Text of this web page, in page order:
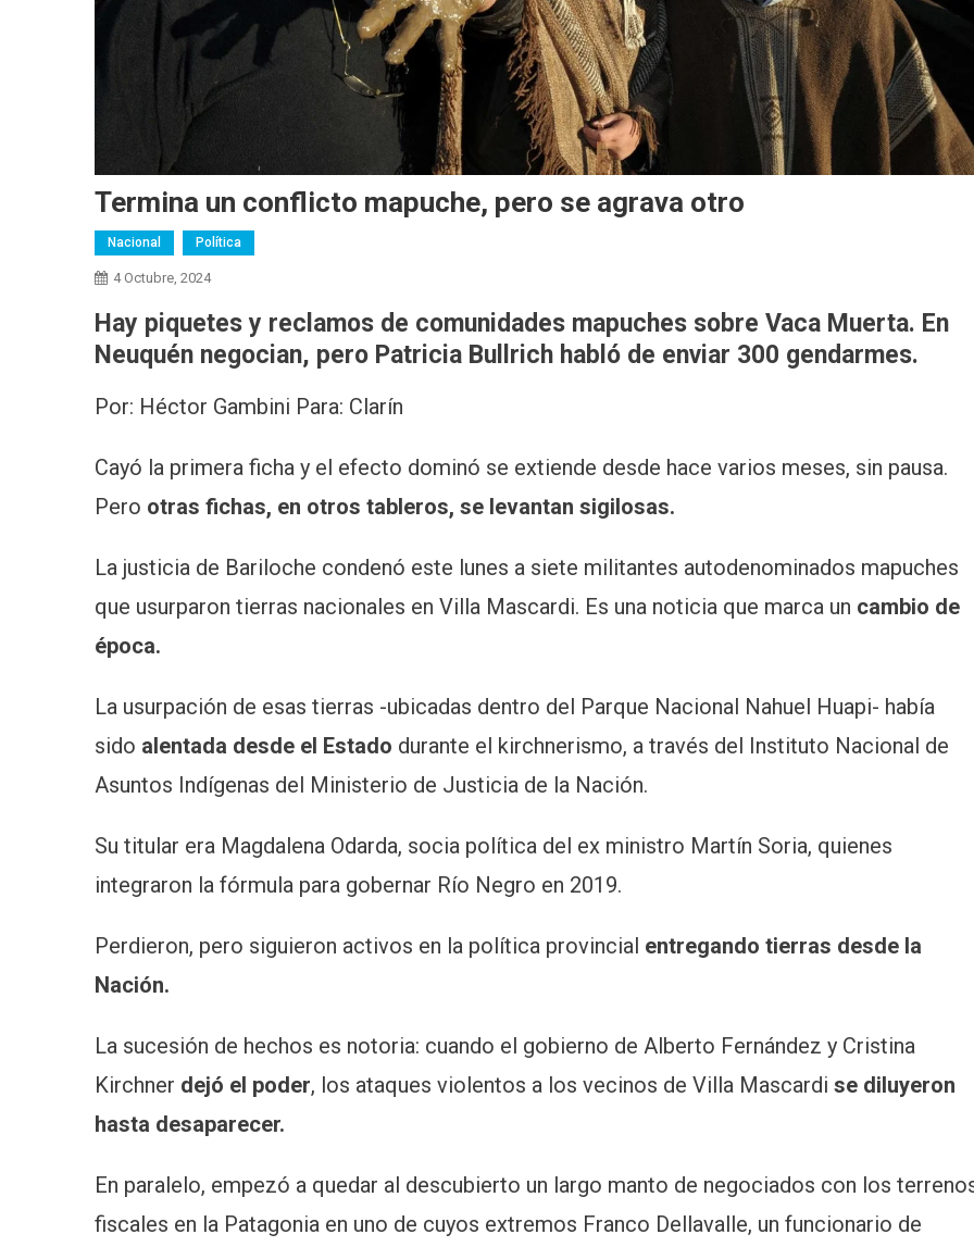
Termina un conflicto mapuche, pero se agrava otro
Nacional Política
4 Octubre, 2024
Hay piquetes y reclamos de comunidades mapuches sobre Vaca Muerta. En
Neuquén negocian, pero Patricia Bullrich habló de enviar 300 gendarmes.
Por: Héctor Gambini Para: Clarín
Cayó la primera ficha y el efecto dominó se extiende desde hace varios meses, sin pausa.
Pero otras fichas, en otros tableros, se levantan sigilosas.
La justicia de Bariloche condenó este lunes a siete militantes autodenominados mapuches
que usurparon tierras nacionales en Villa Mascardi. Es una noticia que marca un cambio de
época.
La usurpación de esas tierras -ubicadas dentro del Parque Nacional Nahuel Huapi- había
sido alentada desde el Estado durante el kirchnerismo, a través del Instituto Nacional de
Asuntos Indígenas del Ministerio de Justicia de la Nación.
Su titular era Magdalena Odarda, socia política del ex ministro Martín Soria, quienes
integraron la fórmula para gobernar Río Negro en 2019.
Perdieron, pero siguieron activos en la política provincial entregando tierras desde la
Nación.
La sucesión de hechos es notoria: cuando el gobierno de Alberto Fernández y Cristina
Kirchner dejó el poder, los ataques violentos a los vecinos de Villa Mascardi se diluyeron
hasta desaparecer.
En paralelo, empezó a quedar al descubierto un largo manto de negociados con los
fiscales en la Patagonia en uno de cuyos extremos Franco Dellavalle, un funcionario de